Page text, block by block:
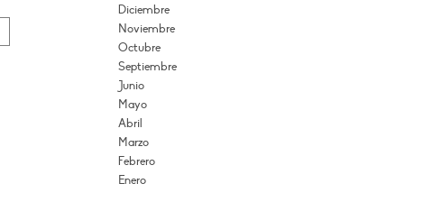
Diciembre
Noviembre
Octubre
Septiembre
Junio
Mayo
Abril
Marzo
Febrero
Enero